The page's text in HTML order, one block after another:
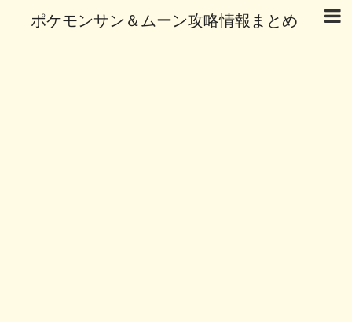
ポケモンサン＆ムーン攻略情報まとめ